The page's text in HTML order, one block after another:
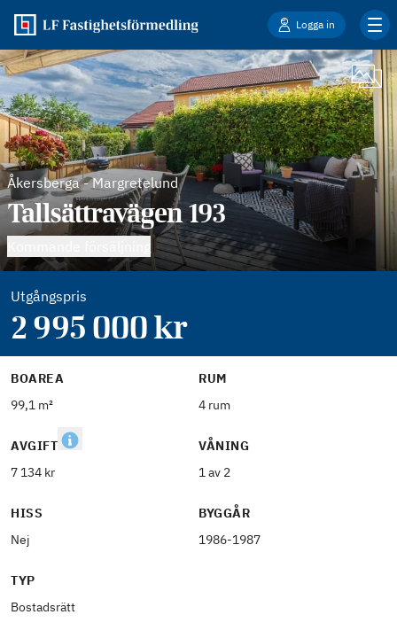
Logga in
Åkersberga-Margretelund
Tallsättravägen 193
Utgångspris
2 995 000kr
BOAREA
99,1 m²
RUM
4 rum
AVGIFT
7 134 kr
VÅNING
1 av 2
HISS
Nej
BYGGÅR
1986-1987
TYP
Bostadsrätt